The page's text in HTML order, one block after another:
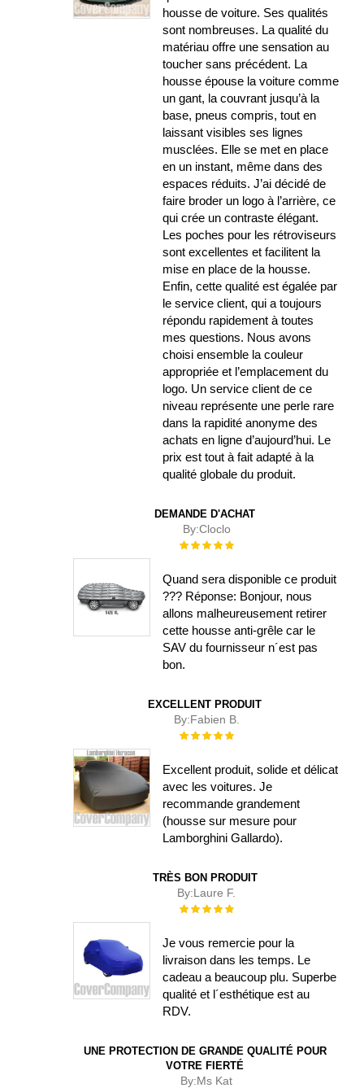
housse de voiture. Ses qualités
sont nombreuses. La qualité du
matériau offre une sensation au
toucher sans précédent. La
housse épouse la voiture comme
un gant, la couvrant jusqu’à la
base, pneus compris, tout en
laissant visibles ses lignes
musclées. Elle se met en place
en un instant, même dans des
espaces réduits. J’ai décidé de
faire broder un logo à l’arrière, ce
qui crée un contraste élégant.
Les poches pour les rétroviseurs
sont excellentes et facilitent la
mise en place de la housse.
Enfin, cette qualité est égalée par
le service client, qui a toujours
répondu rapidement à toutes
mes questions. Nous avons
choisi ensemble la couleur
appropriée et l’emplacement du
logo. Un service client de ce
niveau représente une perle rare
dans la rapidité anonyme des
achats en ligne d’aujourd’hui. Le
prix est tout à fait adapté à la
qualité globale du produit.
DEMANDE D'ACHAT
By:Cloclo
Évaluation :
Quand sera disponible ce produit
??? Réponse: Bonjour, nous
allons malheureusement retirer
cette housse anti-grêle car le
SAV du fournisseur n´est pas
bon.
EXCELLENT PRODUIT
By:Fabien B.
Évaluation :
Excellent produit, solide et délicat
avec les voitures. Je
recommande grandement
(housse sur mesure pour
Lamborghini Gallardo).
TRÈS BON PRODUIT
By:Laure F.
Évaluation :
Je vous remercie pour la
livraison dans les temps. Le
cadeau a beaucoup plu. Superbe
qualité et l´esthétique est au
RDV.
UNE PROTECTION DE GRANDE QUALITÉ POUR
VOTRE FIERTÉ
By:Ms Kat